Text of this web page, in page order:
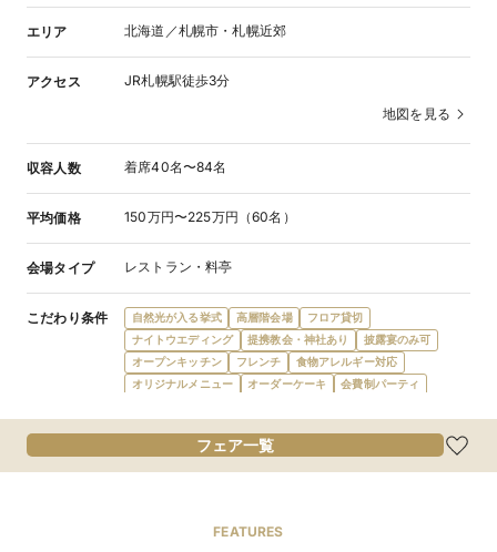
エリア 北海道／札幌市・札幌近郊
アクセス
JR札幌駅徒歩3分
地図を見る
収容人数 着席40名〜84名
平均価格 150万円〜225万円（60名）
会場タイプ レストラン・料亭
こだわり条件 自然光が入る挙式 高層階会場
フロア貸切
ナイトウエディング
提携教会・神社あり
披露宴のみ可
オープンキッチン
フレンチ
食物アレルギー対応
オリジナルメニュー
オーダーケーキ
会費制パーティ
ゲスト控室あり
バリアフリー対応
新郎新婦衣装充実
マタニティドレス充実
フェア一覧
FEATURES